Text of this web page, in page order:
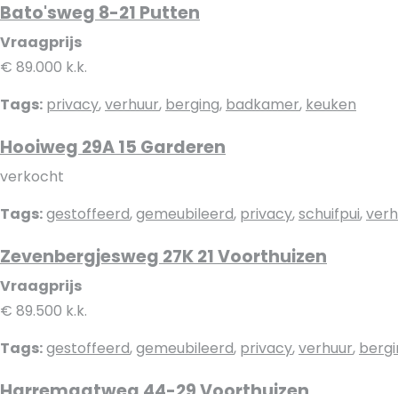
Bato'sweg 8-21 Putten
Vraagprijs
€ 89.000 k.k.
Tags: privacy,verhuur, berging, badkamer, keuken
Hooiweg 29A 15 Garderen
verkocht
Tags:gestoffeerd,gemeubileerd, privacy,schuifpui,
Zevenbergjesweg 27K 21 Voorthuizen
Vraagprijs
€ 89.500 k.k.
Tags:gestoffeerd,gemeubileerd, privacy,verhuur,